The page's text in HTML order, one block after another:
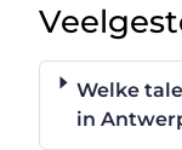
Welke
in